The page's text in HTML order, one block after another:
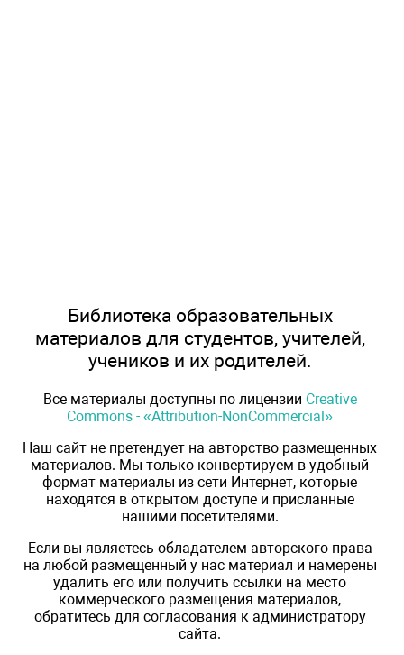
Библиотека образовательных
материалов для студентов, учителей,
учеников и их родителей.
Все материалы доступны по лицензии Creative
Commons - «Attribution-NonCommercial»
Наш сайт не претендует на авторство размещенных
материалов. Мы только конвертируем в удобный
формат материалы из сети Интернет, которые
находятся в открытом доступе и присланные
нашими посетителями.
Если вы являетесь обладателем авторского права
на любой размещенный у нас материал и намерены
удалить его или получить ссылки на место
коммерческого размещения материалов,
обратитесь для согласования к администратору
сайта.